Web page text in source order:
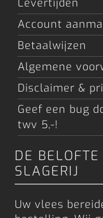
Levertijden
Account
Betaalwijzen
Algemene
Disclaimer &
Geef een bug
twv 5,-!
DE
SLAGERIJ
Uw vlees